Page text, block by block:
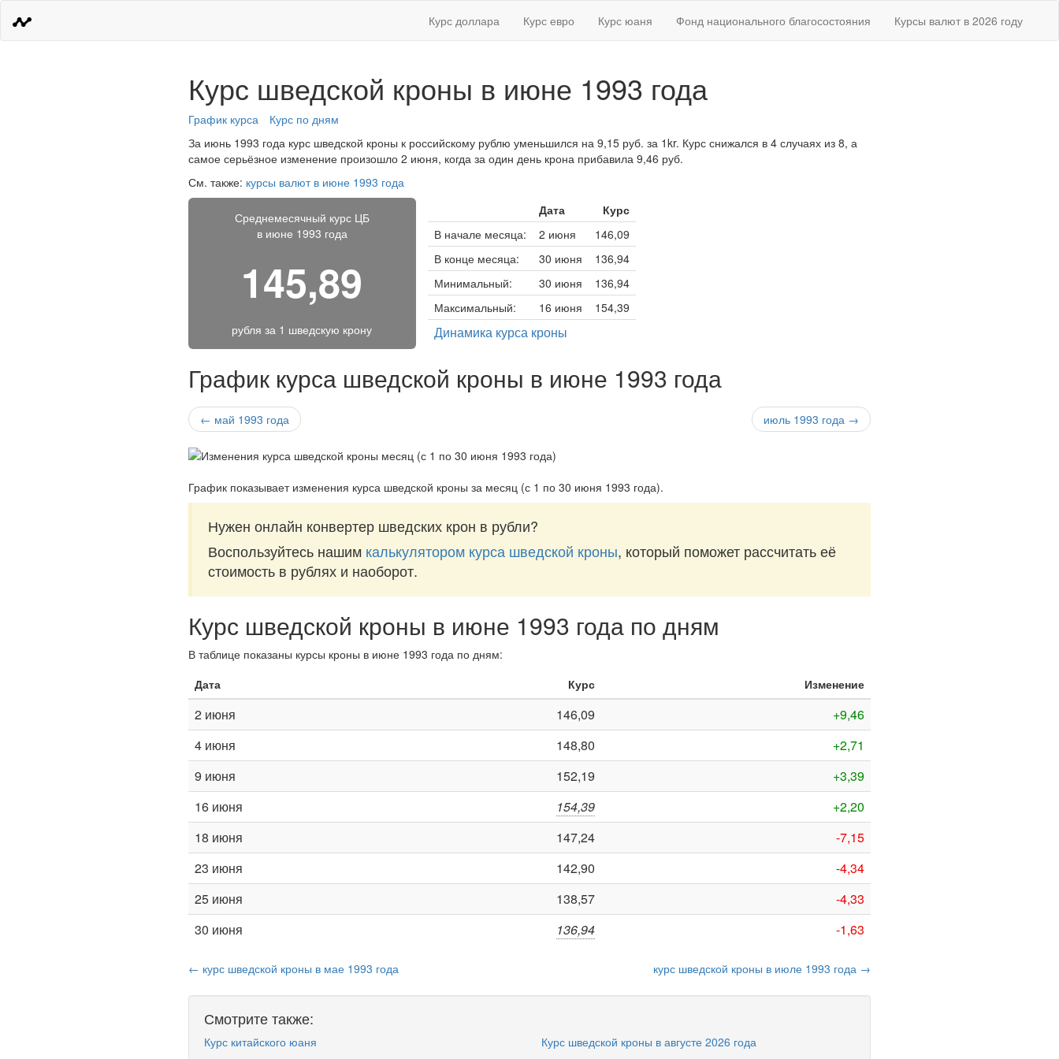
Курс доллара Курс евро Курс юаня Фонд национального благосостояния Курсы валют в 2026 году
Курс шведской кроны в июне 1993 года
График курса
Курс по дням
За июнь 1993 года курс шведской кроны к российскому рублю уменьшился на 9,15 руб. за 1kr. Курс снижался в 4 случаях из 8, а
самое серьёзное изменение произошло 2 июня, когда за один день крона прибавила 9,46 руб.
См. также: курсы валют в июне 1993 года
Среднемесячный курс ЦБ
в июне 1993 года
145,89
рубля за 1 шведскую крону
Дата
Курс
В начале месяца:
2 июня
146,09
В конце месяца:
30 июня
136,94
Минимальный:
30 июня
136,94
Максимальный:
16 июня 154,39
Динамика курса кроны
График курса шведской кроны в июне 1993 года
← май 1993 года июль 1993 года →
График показывает изменения курса шведской кроны за месяц (с 1 по 30 июня 1993 года).
Нужен онлайн конвертер шведских крон в рубли?
Воспользуйтесь нашим калькулятором курса шведской кроны, который поможет рассчитать её
стоимость в рублях и наоборот.
Курс шведской кроны в июне 1993 года по дням
В таблице показаны курсы кроны в июне 1993 года по дням:
Дата
Курс Изменение
2 июня 146,09
+9,46
4 июня
148,80
+2,71
9 июня
152,19
+3,39
16 июня
154,39
+2,20
18 июня
147,24
-7,15
23 июня
142,90
-4,34
25 июня
138,57
-4,33
30 июня
136,94 -1,63
← курс шведской кроны в мае 1993 года курс шведской кроны в июле 1993 года →
Смотрите также:
Курс китайского юаня
Курс шведской кроны в августе 2026 года